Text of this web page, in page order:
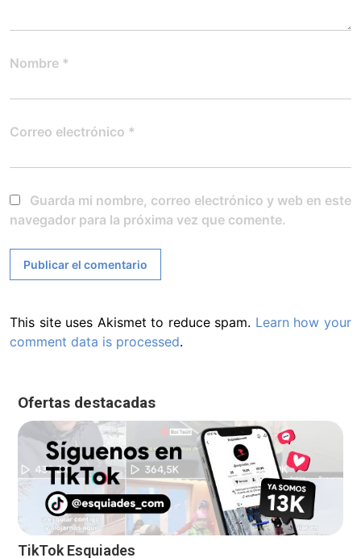
Nombre *
Correo electrónico *
Guarda mi nombre, correo electrónico y web en este
navegador para la próxima vez que comente.
This site uses Akismet to reduce spam. Learn how your
comment data is processed.
Ofertas destacadas
TikTok Esquiades